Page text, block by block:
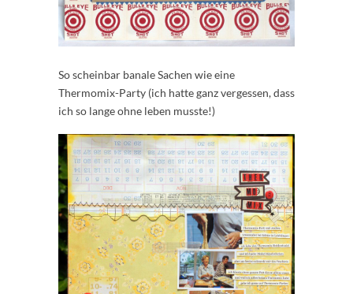
So scheinbar banale Sachen wie eine
Thermomix-Party (ich hatte ganz vergessen, dass
ich so lange ohne leben musste!)